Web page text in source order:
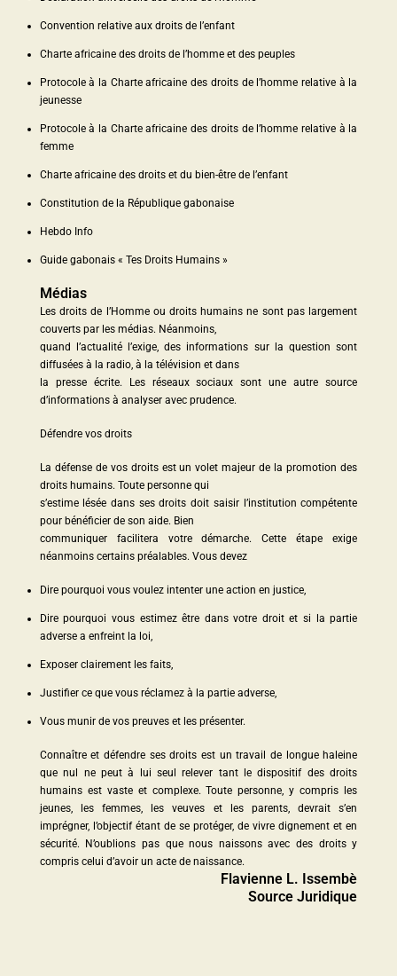
Convention relative aux droits de l’enfant
Charte africaine des droits de l’homme et des peuples
Protocole à la Charte africaine des droits de l’homme relative à la
jeunesse
Protocole à la Charte africaine des droits de l’homme relative à la
femme
Charte africaine des droits et du bien-être de l’enfant
Constitution de la République gabonaise
Hebdo Info
Guide gabonais « Tes Droits Humains »
Médias
Les droits de l’Homme ou droits humains ne sont pas largement
couverts par les médias. Néanmoins,
quand l’actualité l’exige, des informations sur la question sont
diffusées à la radio, à la télévision et dans
la presse écrite. Les réseaux sociaux sont une autre source
d’informations à analyser avec prudence.
Défendre vos droits
La défense de vos droits est un volet majeur de la promotion des
droits humains. Toute personne qui
s’estime lésée dans ses droits doit saisir l’institution compétente
pour bénéficier de son aide. Bien
communiquer facilitera votre démarche. Cette étape exige
néanmoins certains préalables. Vous devez
Dire pourquoi vous voulez intenter une action en justice,
Dire pourquoi vous estimez être dans votre droit et si la partie
adverse a enfreint la loi,
Exposer clairement les faits,
Justifier ce que vous réclamez à la partie adverse,
Vous munir de vos preuves et les présenter.
Connaître et défendre ses droits est un travail de longue haleine
que nul ne peut à lui seul relever tant le dispositif des droits
humains est vaste et complexe. Toute personne, y compris les
jeunes, les femmes, les veuves et les parents, devrait s’en
imprégner, l’objectif étant de se protéger, de vivre dignement et en
sécurité. N’oublions pas que nous naissons avec des droits y
compris celui d’avoir un acte de naissance.
Flavienne L. Issembè
Source Juridique